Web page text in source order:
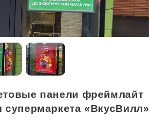
панели фреймлайт
супермаркета «ВкусВилл»